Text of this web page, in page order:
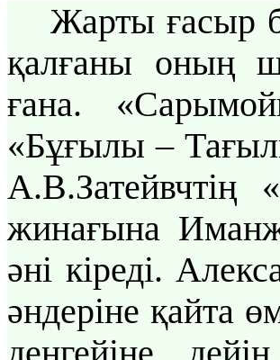
Жарты ғасыр
қалғаны оның
ғана.
«Бұғылы –
А.В.Затейвчтің
жинағына
әні кіреді.
әндеріне қайта